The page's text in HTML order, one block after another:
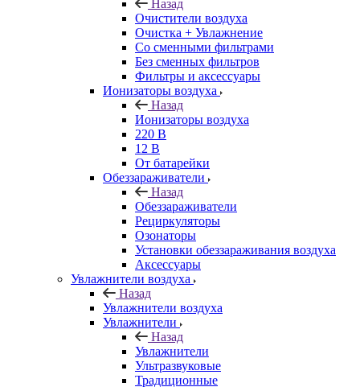
Назад
Очистители воздуха
Очистка + Увлажнение
Cо сменными фильтрами
Без сменных фильтров
Фильтры и аксессуары
Ионизаторы воздуха
Назад
Ионизаторы воздуха
220 В
12 В
От батарейки
Обеззараживатели
Назад
Обеззараживатели
Рециркуляторы
Озонаторы
Установки обеззараживания воздуха
Аксессуары
Увлажнители воздуха
Назад
Увлажнители воздуха
Увлажнители
Назад
Увлажнители
Ультразвуковые
Традиционные